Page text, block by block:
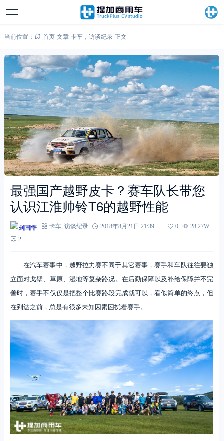
当前位置： 首页-文章-卡车， 访谈纪录-正文
最强国产越野皮卡？赛车队长带您
认识江淮帅铃T6的越野性能
刘国华 卡车, 访谈纪录 2018年8月21日 21:39 0
28.27W
2
在汽车赛事中，越野拉力赛不同于其它赛事，赛手和车队往往要独
立面对戈壁、草原、湿地等复杂路况。在后勤保障以及补给保障并不完
善时，赛手不仅仅是把整个比赛路段完成就可以，看似简单的终点，但
在到达之前，总是有很多未知因素困扰着赛手。